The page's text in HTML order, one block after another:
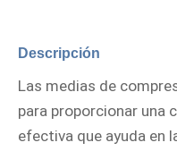
Descripción
Las medias de
para proporcionar una
efectiva que ayuda en